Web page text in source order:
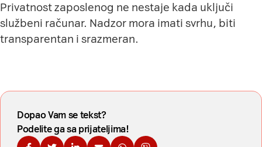
Privatnost zaposlenog ne nestaje kada uključi
službeni računar. Nadzor mora imati svrhu, biti
transparentan i srazmeran.
Dopao Vam se tekst?
Podelite ga sa prijateljima!